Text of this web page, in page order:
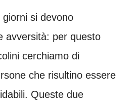
si devono
avversità: per questo
cerchiamo di
che risultino essere
Queste due